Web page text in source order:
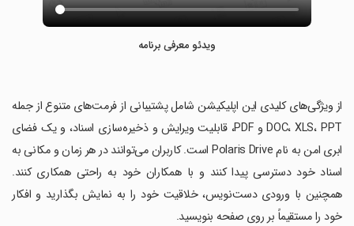
ویدئو معرفی برنامه
‏از ویژگی‌های کلیدی این اپلیکیشن شامل پشتیبانی از فرمت‌های متنوع از جمله
DOC، XLS، PPT و PDF، قابلیت ویرایش و ذخیره‌سازی اسناد، و یک فضای
ابری امن به نام Polaris Drive است. کاربران می‌توانند در هر زمان و مکانی به
اسناد خود دسترسی پیدا کنند و با همکاران خود به راحتی همکاری کنند.
همچنین با ورودی دست‌نویس، خلاقیت خود را به نمایش بگذارید و افکار
خود را مستقیماً بر روی صفحه بنویسید.